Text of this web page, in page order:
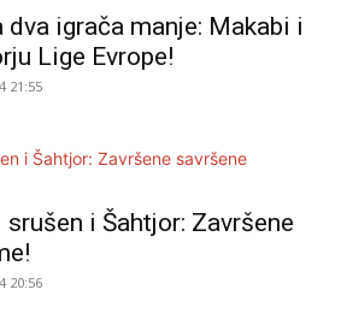
dva igrača manje: Makabi i
Lige Evrope!
21:55
i Šahtjor: Završene
20:56